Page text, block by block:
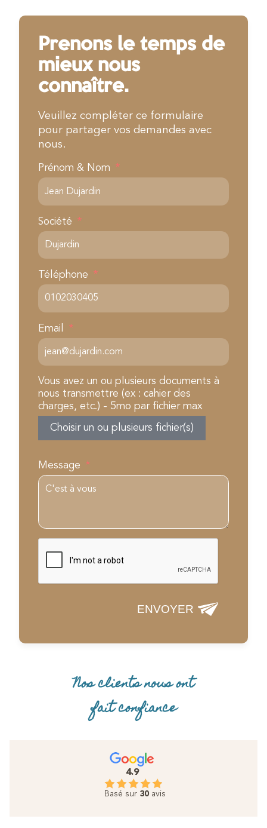
Prenons le temps de
mieux nous
connaître.
Veuillez compléter ce formulaire
pour partager vos demandes avec
nous.
Prénom & Nom
Société
Téléphone
Email
Vous avez un ou plusieurs documents à
nous transmettre (ex : cahier des
charges, etc.) - 5mo par fichier max
Choisir un ou plusieurs fichier(s)
Message
ENVOYER
Nos clients nous ont
fait confiance
4.9
Basé sur 30 avis